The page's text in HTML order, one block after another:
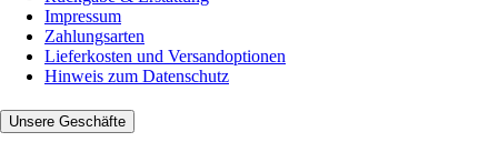
Impressum
Zahlungsarten
Lieferkosten und Versandoptionen
Hinweis zum Datenschutz
Unsere Geschäfte